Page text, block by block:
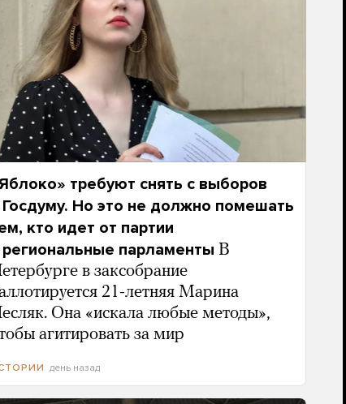
требуют снять с выборов
Госдуму. Но это не должно помешать
кто идет от партии
региональные парламенты В
в заксобрание
21-летняя Марина
Она «искала любые методы»,
агитировать за мир
день назад